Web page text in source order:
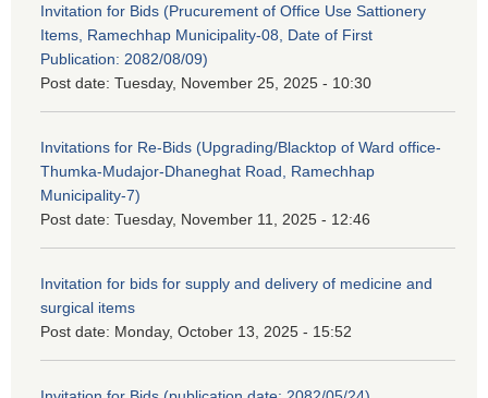
Invitation for Bids (Prucurement of Office Use Sattionery
Items, Ramechhap Municipality-08, Date of First
Publication: 2082/08/09)
Post date: Tuesday, November 25, 2025 - 10:30
Invitations for Re-Bids (Upgrading/Blacktop of Ward office-
Thumka-Mudajor-Dhaneghat Road, Ramechhap
Municipality-7)
Post date: Tuesday, November 11, 2025 - 12:46
Invitation for bids for supply and delivery of medicine and
surgical items
Post date: Monday, October 13, 2025 - 15:52